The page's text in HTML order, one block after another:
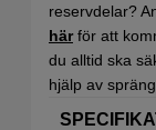
reservdelar?
härför att
du alltid ska
hjälp av